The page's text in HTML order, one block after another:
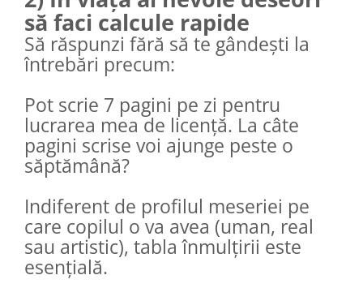
să faci calcule rapide
Să răspunzi fără să te gândești la
întrebări precum:
Pot scrie 7 pagini pe zi pentru
lucrarea mea de licență. La câte
pagini scrise voi ajunge peste o
săptămână?
Indiferent de profilul meseriei pe
care copilul o va avea (uman, real
sau artistic), tabla înmulțirii este
esențială.